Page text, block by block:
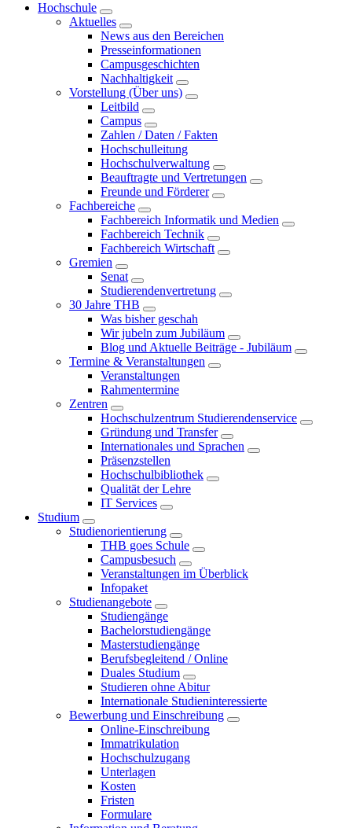
Hochschule
Aktuelles
News aus den Bereichen
Presseinformationen
Campusgeschichten
Nachhaltigkeit
Vorstellung (Über uns)
Leitbild
Campus
Zahlen / Daten / Fakten
Hochschulleitung
Hochschulverwaltung
Beauftragte und Vertretungen
Freunde und Förderer
Fachbereiche
Fachbereich Informatik und Medien
Fachbereich Technik
Fachbereich Wirtschaft
Gremien
Senat
Studierendenvertretung
30 Jahre THB
Was bisher geschah
Wir jubeln zum Jubiläum
Blog und Aktuelle Beiträge - Jubiläum
Termine & Veranstaltungen
Veranstaltungen
Rahmentermine
Zentren
Hochschulzentrum Studierendenservice
Gründung und Transfer
Internationales und Sprachen
Präsenzstellen
Hochschulbibliothek
Qualität der Lehre
IT Services
Studium
Studienorientierung
THB goes Schule
Campusbesuch
Veranstaltungen im Überblick
Infopaket
Studienangebote
Studiengänge
Bachelorstudiengänge
Masterstudiengänge
Berufsbegleitend / Online
Duales Studium
Studieren ohne Abitur
Internationale Studieninteressierte
Bewerbung und Einschreibung
Online-Einschreibung
Immatrikulation
Hochschulzugang
Unterlagen
Kosten
Fristen
Formulare